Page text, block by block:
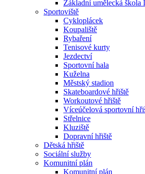
Základní umělecká škola
Sportoviště
Cykloplácek
Koupaliště
Rybaření
Tenisové kurty
Jezdectví
Sportovní hala
Kuželna
Městský stadion
Skateboardové hřiště
Workoutové hřiště
Víceúčelová sportovní
Střelnice
Kluziště
Dopravní hřiště
Dětská hřiště
Sociální služby
Komunitní plán
Komunitní plán